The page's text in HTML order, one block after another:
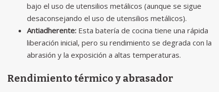
bajo el uso de utensilios metálicos (aunque se sigue
desaconsejando el uso de utensilios metálicos).
Antiadherente: Esta batería de cocina tiene una rápida
liberación inicial, pero su rendimiento se degrada con la
abrasión y la exposición a altas temperaturas.
Rendimiento térmico y abrasador